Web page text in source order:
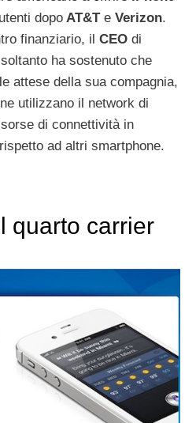
dopo AT&T e Verizon.
finanziario, il CEO di
ha sostenuto che
attese della sua compagnia,
utilizzano il network di
di connettività in
ad altri smartphone.
quarto carrier